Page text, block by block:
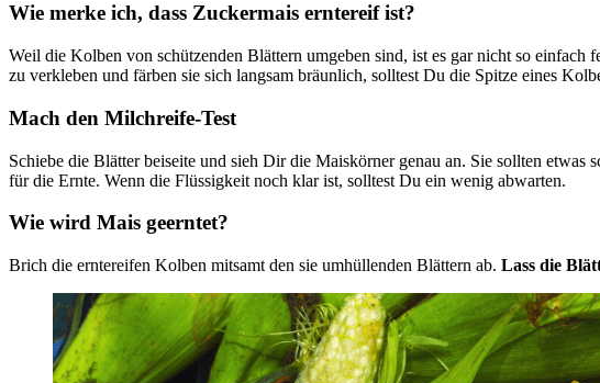
Wie merke ich, dass Zuckermais erntereif ist?
Weil die Kolben von schützenden Blättern umgeben sind, ist es gar nicht so einfach
zu verkleben und färben sie sich langsam bräunlich, solltest Du die Spitze eines
Mach den Milchreife-Test
Schiebe die Blätter beiseite und sieh Dir die Maiskörner genau an. Sie sollten
für die Ernte. Wenn die Flüssigkeit noch klar ist, solltest Du ein wenig abwarten.
Wie wird Mais geerntet?
Brich die erntereifen Kolben mitsamt den sie umhüllenden Blättern ab. Lass die